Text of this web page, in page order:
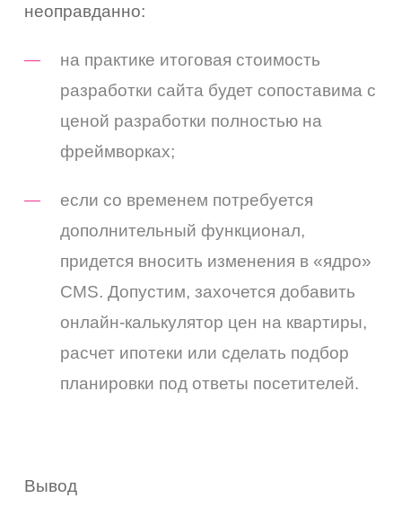
неоправданно:
на практике итоговая стоимость
разработки сайта будет сопоставима с
ценой разработки полностью на
фреймворках;
если со временем потребуется
дополнительный функционал,
придется вносить изменения в «ядро»
CMS. Допустим, захочется добавить
онлайн-калькулятор цен на квартиры,
расчет ипотеки или сделать подбор
планировки под ответы посетителей.
Вывод